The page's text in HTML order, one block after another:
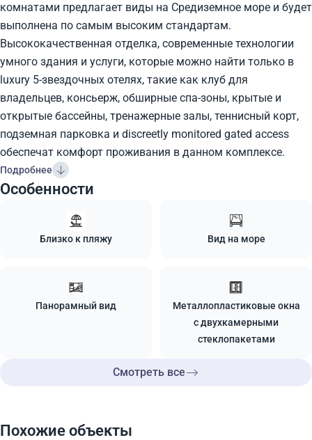
комнатами предлагает виды на Средиземное море и будет
выполнена по самым высоким стандартам.
Высококачественная отделка, современные технологии
умного здания и услуги, которые можно найти только в
luxury 5-звездочных отелях, такие как клуб для
владельцев, консьерж, обширные спа-зоны, крытые и
открытые бассейны, тренажерные залы, теннисный корт,
подземная парковка и discreetly monitored gated access
обеспечат комфорт проживания в данном комплексе.
Подробнее
Особенности
Близко к пляжу Вид на море
Панорамный вид
Металлопластиковые окна
с двухкамерными
стеклопакетами
Смотреть все
Похожие объекты